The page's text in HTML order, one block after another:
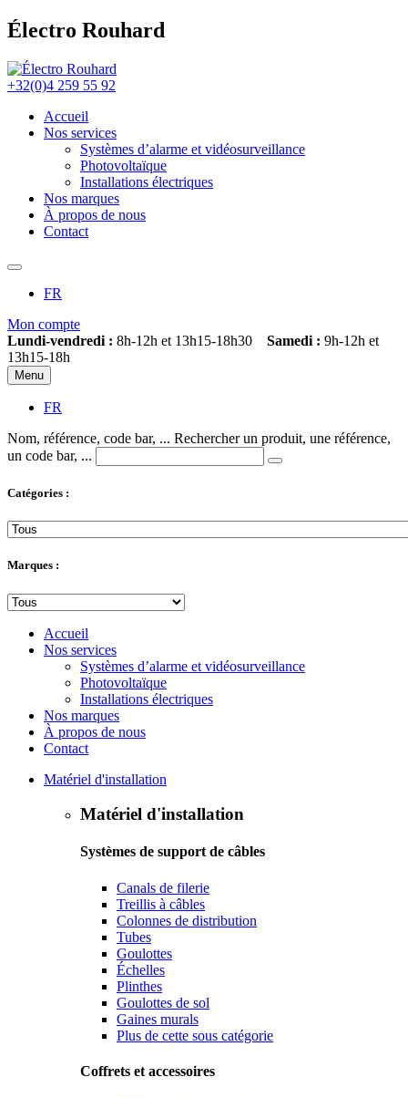
Électro Rouhard
+32(0)4 259 55 92
Accueil
Nos services
Systèmes d’alarme et vidéosurveillance
Photovoltaïque
Installations électriques
Nos marques
À propos de nous
Contact
FR
Mon compte
Lundi-vendredi : 8h-12h et 13h15-18h30 Samedi : 9h-12h et
13h15-18h
Menu
FR
Nom, référence, code bar, ... Rechercher un produit, une référence,
un code bar, ...
Catégories :
Marques :
Accueil
Nos services
Systèmes d’alarme et vidéosurveillance
Photovoltaïque
Installations électriques
Nos marques
À propos de nous
Contact
Matériel d'installation
Matériel d'installation
Systèmes de support de câbles
Canals de filerie
Treillis à câbles
Colonnes de distribution
Tubes
Goulottes
Échelles
Plinthes
Goulottes de sol
Gaines murals
Plus de cette sous catégorie
Coffrets et accessoires